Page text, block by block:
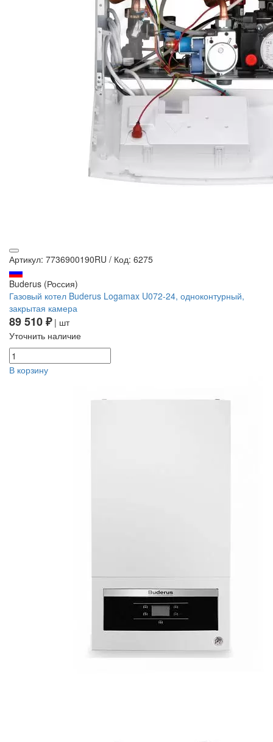
Артикул: 7736900190RU / Код: 6275
Buderus (Россия)
Газовый котел Buderus Logamax U072-24, одноконтурный,
закрытая камера
89 510 ₽| шт
Уточнить наличие
В корзину